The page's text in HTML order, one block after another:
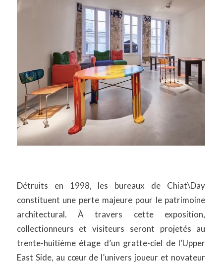
Détruits en 1998, les bureaux de Chiat\Day
constituent une perte majeure pour le patrimoine
architectural. À travers cette exposition,
collectionneurs et visiteurs seront projetés au
trente-huitième étage d’un gratte-ciel de l’Upper
East Side, au cœur de l’univers joueur et novateur